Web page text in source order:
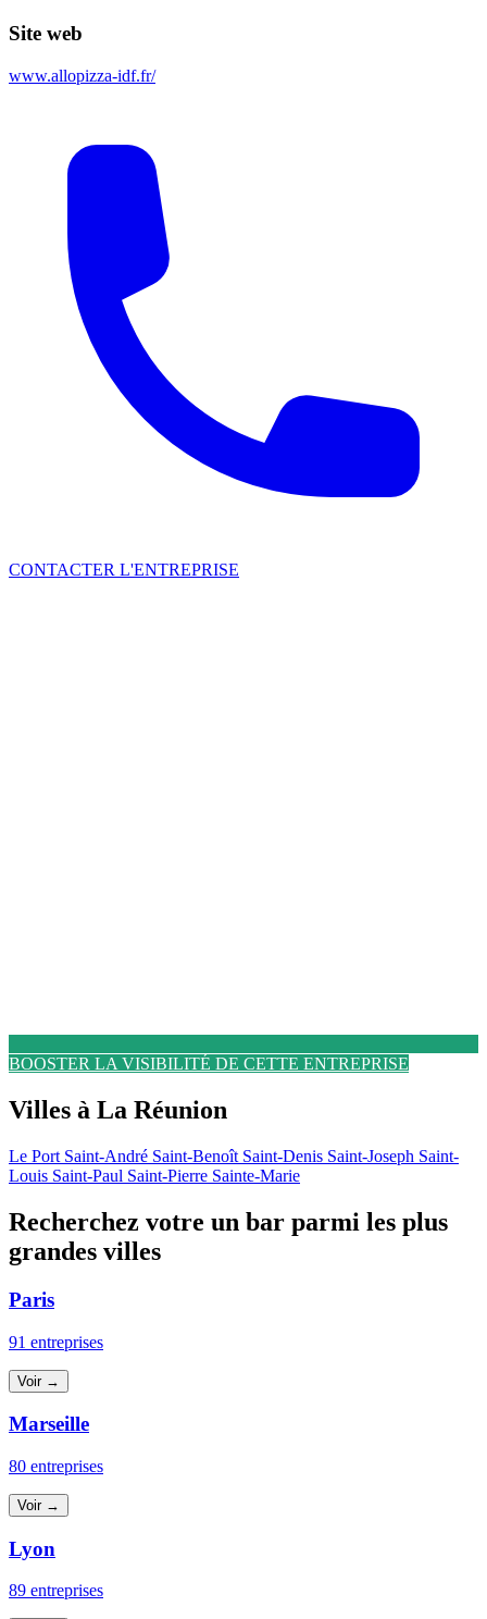
Site web
www.allopizza-idf.fr/
CONTACTER L'ENTREPRISE
BOOSTER LA VISIBILITÉ DE CETTE ENTREPRISE
Villes à La Réunion
Le Port Saint-André Saint-Benoît Saint-Denis Saint-Joseph Saint-
Louis Saint-Paul Saint-Pierre Sainte-Marie
Recherchez votre un bar parmi les plus
grandes villes
Paris
91 entreprises
Voir →
Marseille
80 entreprises
Voir →
Lyon
89 entreprises